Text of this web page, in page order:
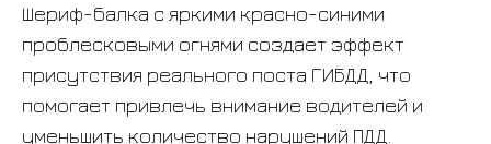
Шериф-балка с яркими красно-синими
проблесковыми огнями создает эффект
присутствия реального поста ГИБДД, что
помогает привлечь внимание водителей и
уменьшить количество нарушений ПДД.